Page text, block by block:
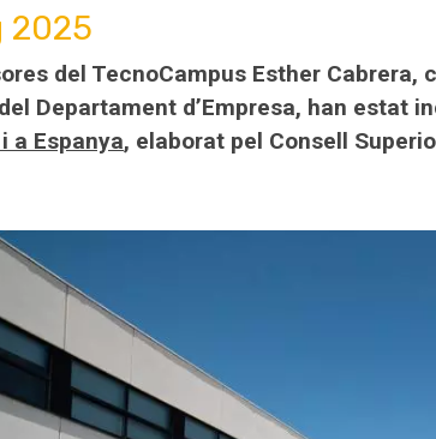
2025
del TecnoCampus Esther
Departament d’Empresa, han estat
a Espanya, elaborat pel Consell